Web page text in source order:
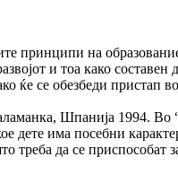
принципи на
и тоа како
се обезбеди пристап
Шпанија 1994. Во
дете има посебни
треба да се приспособат